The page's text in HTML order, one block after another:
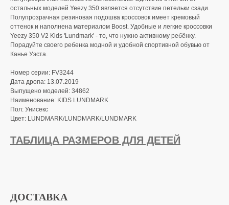
остальных моделей Yeezy 350 является отсутствие петельки сзади.
Полупрозрачная резиновая подошва кроссовок имеет кремовый
оттенок и наполнена материалом Boost. Удобные и легкие кроссовки
Yeezy 350 V2 Kids 'Lundmark' - то, что нужно активному ребёнку.
Порадуйте своего ребенка модной и удобной спортивной обувью от
Канье Уэста.
Номер серии: FV3244
Дата дропа: 13.07.2019
Выпущено моделей: 34862
Наименование: KIDS LUNDMARK
Пол: Унисекс
Цвет: LUNDMARK/LUNDMARK/LUNDMARK
ТАБЛИЦА РАЗМЕРОВ ДЛЯ ДЕТЕЙ
ДОСТАВКА